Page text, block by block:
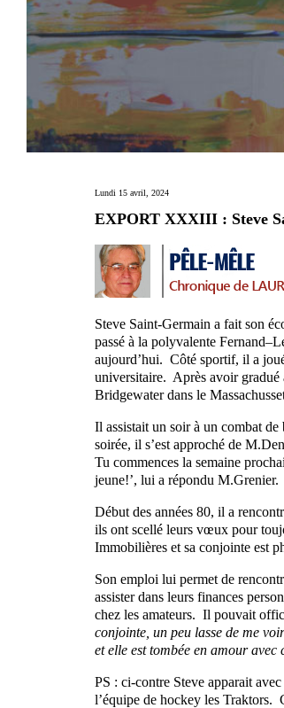
Lundi 15 avril, 2024
EXPORT XXXIII : Steve
Steve Saint-Germain a fait son
passé à la polyvalente
aujourd’hui. Côté sportif, il a
universitaire. Après avoir gradué
Bridgewater dans le
Il assistait un soir à un combat
soirée, il s’est approché de
Tu commences la semaine
jeune!’, lui a répondu
Début des années 80, il a
ils ont scellé leurs vœux pour
Immobilières et sa conjointe est
Son emploi lui permet de
assister dans leurs finances
chez les amateurs. Il pouvait
conjointe, un peu lasse de me
et elle est tombée en amour avec
PS : ci-contre Steve apparait
l’équipe de hockey les Traktors.